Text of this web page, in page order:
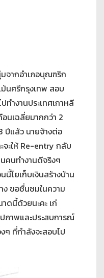
จากอำเภอบุณฑริก
นศรีกรุงเทพ สอบ
ำงานประเทศเกาหลี
อนเฉลี่ยมากกว่า 2
ปีแล้ว นายจ้างต่อ
ะให้ Re-entry กลับ
คนทำงานดีจริงๆ
โยเก็บเงินสร้างบ้าน
ขอชื่นชมในความ
ดนี้ด้วยนะคะ เก่
าพและประสบการณ์
ๆ ที่กำลังจะสอบไป